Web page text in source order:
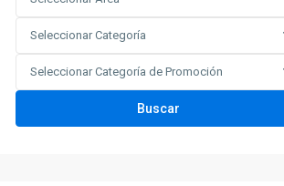
Seleccionar Categoría
Seleccionar Categoría de Promoción
Buscar